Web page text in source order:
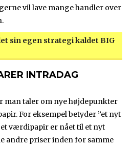
vil lave mange handler over
sin egen strategi kaldet BIG
INTRADAG
man taler om nye højdepunkter
For eksempel betyder ”et nyt
værdipapir er nået til et nyt
andre priser inden for samme